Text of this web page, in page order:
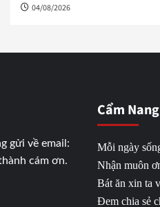
04/08/2026
gửi về email:
cám ơn.
Cẩm
Mỗi ngày
Nhận muôn
Bát ăn xin ta
Đem chia sẻ